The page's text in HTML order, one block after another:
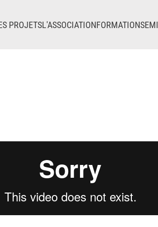
PROJETSL'ASSOCIATIONFORMATIONSEMI